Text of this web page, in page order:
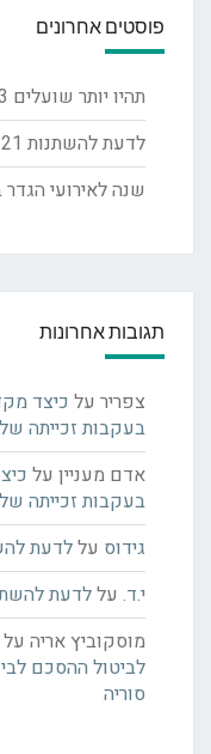
פוסטים אחרונים
תהיו יותר שועלים 23
לדעת להשתנות 21 באפריל 2019
שנה לאירועי
תגובות אחרונות
צפרירעל כיצד
בעקבות זכייתה
אדם מענייןעל
בעקבות זכייתה
גידוס עללדעת
י.ד.עללדעת
מוסקוביץ אריהעל
לביטול ההסכם
סוריה